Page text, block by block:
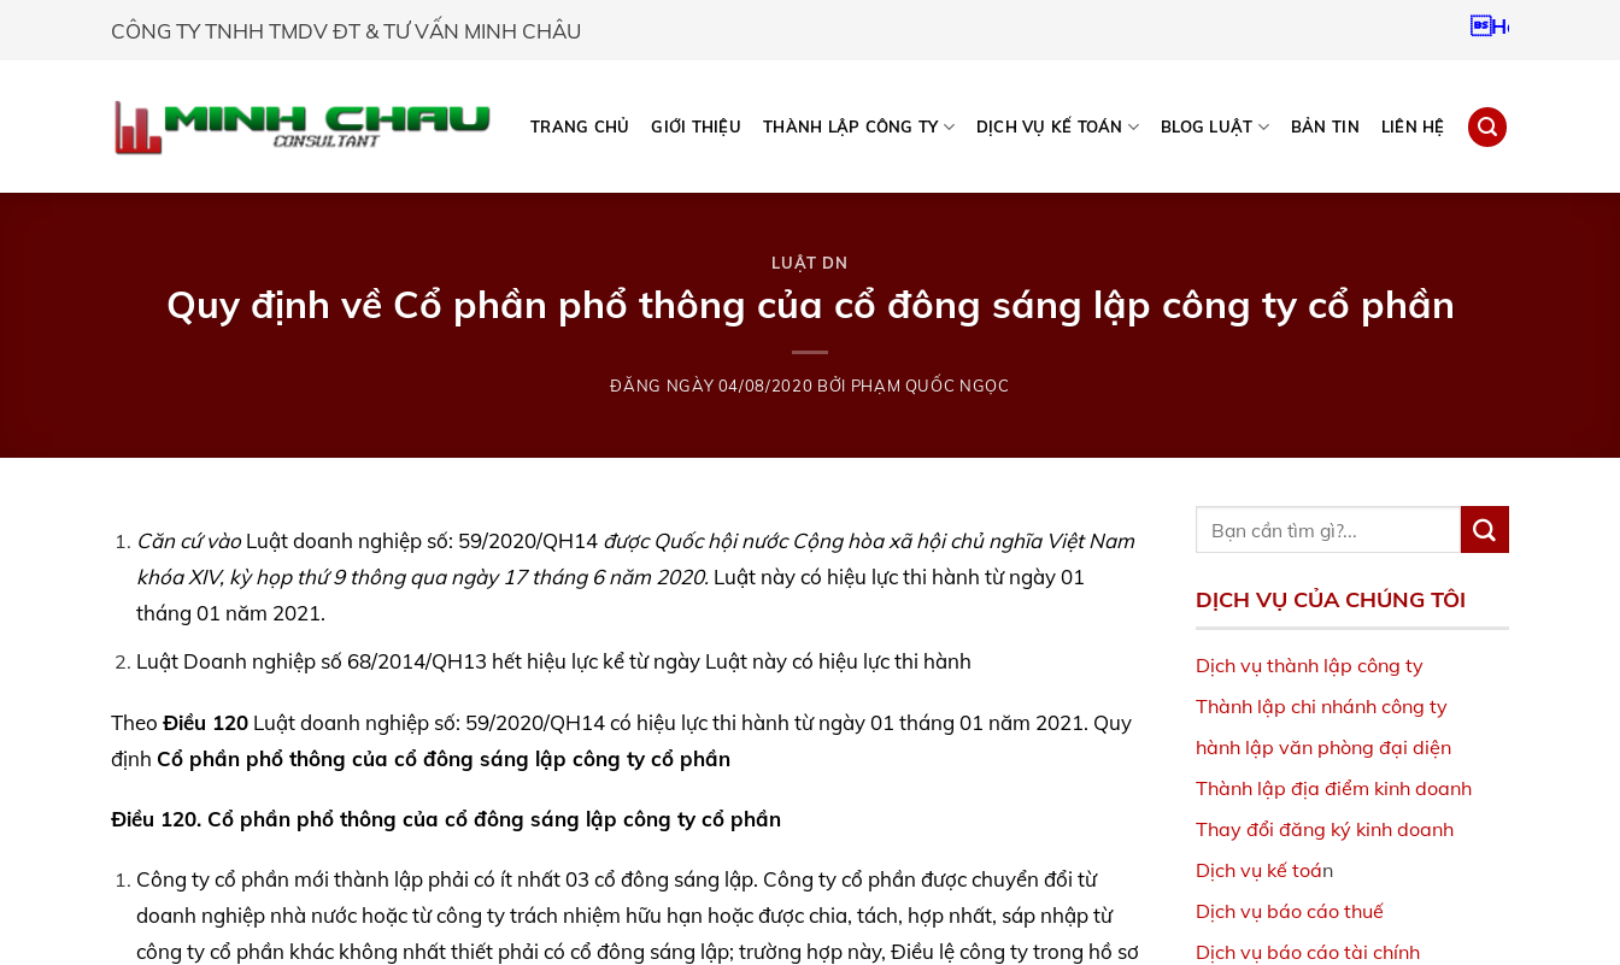
CÔNG TY TNHH TMDV ĐT & TƯ VẤN MINH CHÂU Hotline:
TRANG CHỦ GIỚI THIỆU THÀNH LẬP CÔNG TY DỊCH VỤ KẾ TOÁN BLOG LUẬT BẢN TIN LIÊN HỆ
LUẬT DN
Quy định về Cổ phần phổ thông của cổ đông sáng lập công ty cổ phần
ĐĂNG NGÀY 04/08/2020 BỞI PHẠM QUỐC NGỌC
Căn cứ vàoLuật doanh nghiệp số: 59/2020/QH14 được Quốc hội nước Cộng hòa xã hội chủ nghĩa Việt Nam
khóaXIV, kỳ họp thứ 9 thông qua ngày 17 tháng 6 năm 2020. Luật này có hiệu lực thi hành từ ngày 01
tháng 01 năm 2021.
Luật Doanh nghiệp số 68/2014/QH13 hết hiệu lực kể từ ngày Luật này có hiệu lực thi hành
Theo Điều 120 Luật doanh nghiệp số: 59/2020/QH14 có hiệu lực thi hành từ ngày 01 tháng 01 năm 2021. Quy
định Cổ phần phổ thông của cổ đông sáng lập công ty cổ phần
Điều 120. Cổ phần phổ thông của cổ đông sáng lập công ty cổ phần
Công ty cổ phần mới thành lập phải có ít nhất 03 cổ đông sáng lập. Công ty cổ phần được chuyển đổi từ
doanh nghiệp nhà nước hoặc từ công ty trách nhiệm hữu hạn hoặc được chia, tách, hợp nhất, sáp nhập từ
công ty cổ phần khác không nhất thiết phải có cổ đông sáng lập; trường hợp này, Điều lệ công ty trong hồ sơ
DỊCH VỤ CỦA CHÚNG TÔI
Dịch vụ thành lập công ty
Thành lập chi nhánh công ty
hành lập văn phòng đại diện
Thành lập địa điểm kinh doanh
Thay đổi đăng ký kinh doanh
Dịch vụ kế toán
Dịch vụ báo cáo thuế
Dịch vụ báo cáo tài chính